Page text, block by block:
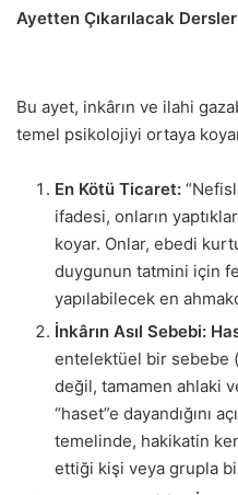
Ayetten Çıkarılacak
Bu ayet, inkârın ve ilahi
temel psikolojiyi ortaya
En Kötü Ticaret:
ifadesi, onların
koyar. Onlar, ebedi
duygunun tatmini için
yapılabilecek en
İnkârın Asıl Sebebi:
entelektüel bir sebebe
değil, tamamen ahlaki
“haset”e dayandığını
temelinde, hakikatin
ettiği kişi veya grupla